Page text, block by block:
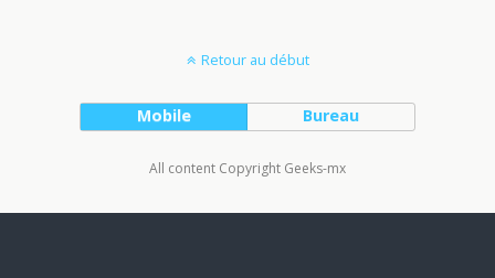
Retour au début
Mobile Bureau
All content Copyright Geeks-mx